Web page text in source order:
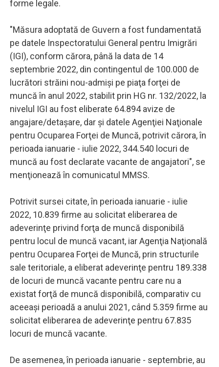
forme legale.
"Măsura adoptată de Guvern a fost fundamentată
pe datele Inspectoratului General pentru Imigrări
(IGI), conform cărora, până la data de 14
septembrie 2022, din contingentul de 100.000 de
lucrători străini nou-admişi pe piaţa forţei de
muncă în anul 2022, stabilit prin HG nr. 132/2022, la
nivelul IGI au fost eliberate 64.894 avize de
angajare/detaşare, dar şi datele Agenţiei Naţionale
pentru Ocuparea Forţei de Muncă, potrivit cărora, în
perioada ianuarie - iulie 2022, 344.540 locuri de
muncă au fost declarate vacante de angajatori", se
menţionează în comunicatul MMSS.
Potrivit sursei citate, în perioada ianuarie - iulie
2022, 10.839 firme au solicitat eliberarea de
adeverinţe privind forţa de muncă disponibilă
pentru locul de muncă vacant, iar Agenţia Naţională
pentru Ocuparea Forţei de Muncă, prin structurile
sale teritoriale, a eliberat adeverinţe pentru 189.338
de locuri de muncă vacante pentru care nu a
existat forţă de muncă disponibilă, comparativ cu
aceeaşi perioadă a anului 2021, când 5.359 firme au
solicitat eliberarea de adeverinţe pentru 67.835
locuri de muncă vacante.
De asemenea, în perioada ianuarie - septembrie, au